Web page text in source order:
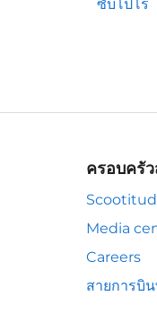
ซับโปโร
ครอบครั
Media
Careers
สายการบิ